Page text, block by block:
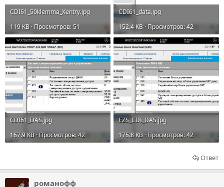
CDI61_50klemma_Xentry.jpg
119 KB · Просмотров: 51
CDI61_data.jpg
152.4 KB · Просмотров: 42
CDI61_DAS.jpg
167.9 KB · Просмотров: 42
EZS_CDI_DAS.jpg
175.8 KB · Просмотров: 42
Ответ
романофф